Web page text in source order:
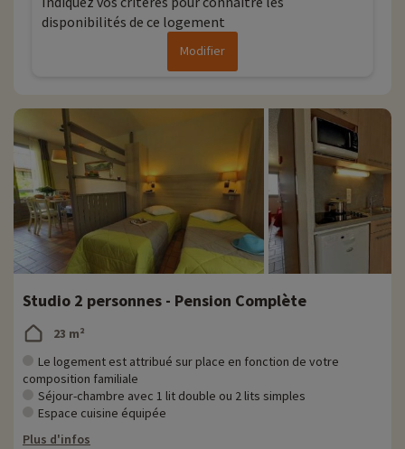
disponibilités de ce logement
Modifier
Studio 2 personnes - Pension Complète
23 m²
Le logement est attribué sur place en fonction de votre
composition familiale
Séjour-chambre avec 1 lit double ou 2 lits simples
Espace cuisine équipée
Plus d'infos